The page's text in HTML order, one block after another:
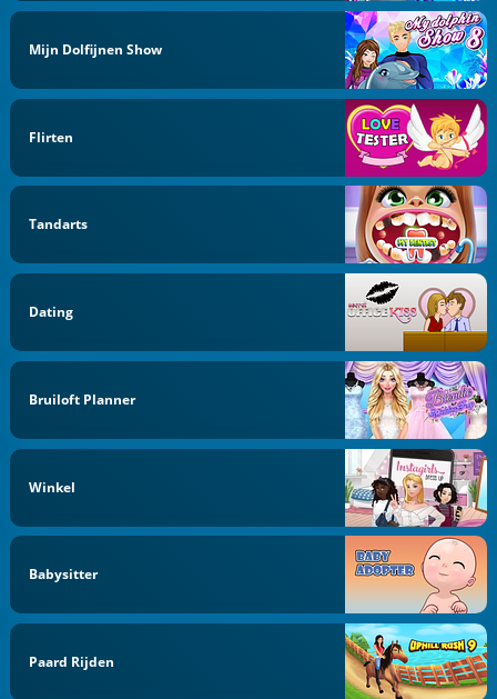
Mijn Dolfijnen Show
Flirten
Tandarts
Dating
Bruiloft Planner
Winkel
Babysitter
Paard Rijden